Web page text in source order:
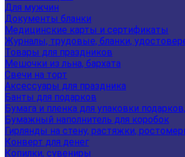
Для мужчин
Документы бланки
Медицинские карты и сертификаты
Журналы, трудовые, бланки,
Товары для праздников
Мешочки из льна, бархата
Свечи на торт
Аксессуары для праздника
Банты для подарков
Бумага и пленка для упаковки
Бумажный наполнитель для коробок
Гирлянды на стену, растяжки,
Конверт для денег
Копилки, сувениры